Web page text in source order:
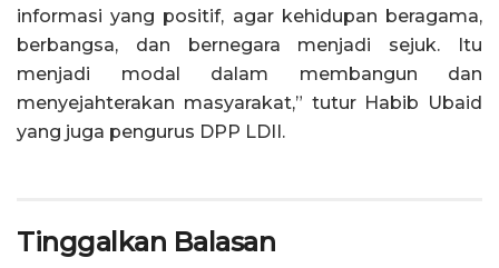
informasi yang positif, agar kehidupan beragama,
berbangsa, dan bernegara menjadi sejuk. Itu
menjadi modal dalam membangun dan
menyejahterakan masyarakat,” tutur Habib Ubaid
yang juga pengurus DPP LDII.
Tinggalkan Balasan